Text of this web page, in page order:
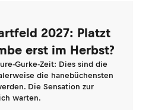
2027: Platzt
erst im Herbst?
Gurke-Zeit: Dies sind die
die hanebüchensten
Die Sensation zur
warten.